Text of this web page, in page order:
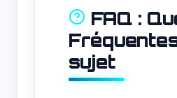
FAQ :
sujet